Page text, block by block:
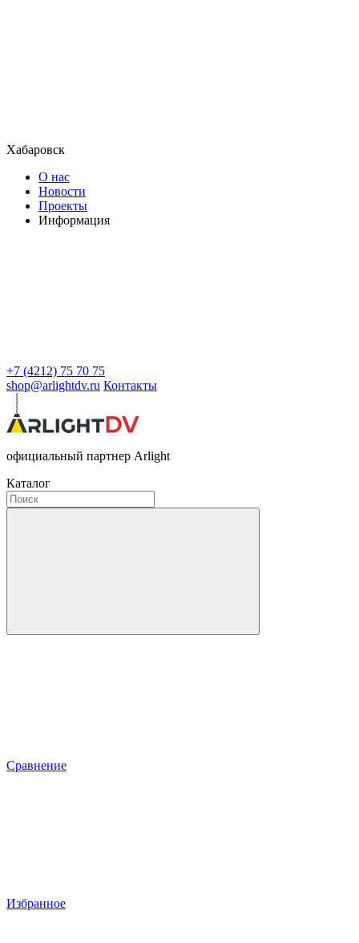
Хабаровск
О нас
Новости
Проекты
Информация
+7 (4212) 75 70 75
shop@arlightdv.ru Контакты
официальный партнер Arlight
Каталог
Сравнение
Избранное